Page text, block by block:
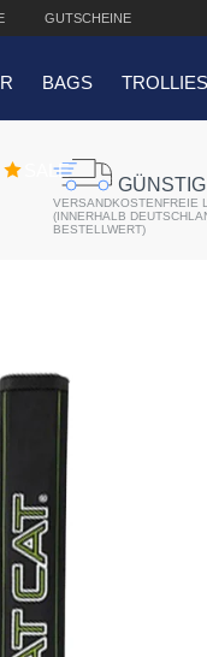
GUTSCHEINE
BAGS TROLLIES
SALE
JGR Driver 2018
Waterproof QO14 Sport
GÜNSTIG
VERSANDKOSTENFREIE
(INNERHALB
BESTELLWERT)